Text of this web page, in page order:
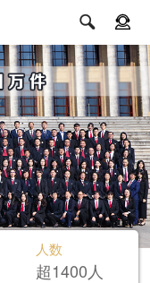
 
人数
超1400人